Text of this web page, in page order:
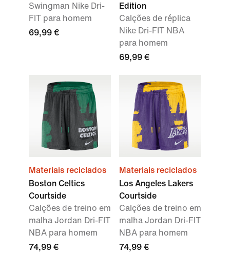
Swingman Nike Dri-
FIT para homem
69,99 €
Edition
Calções de réplica
Nike Dri-FIT NBA
para homem
69,99 €
Materiais reciclados
Boston Celtics
Courtside
Calções de treino em
malha Jordan Dri-FIT
NBA para homem
74,99 €
Materiais reciclados
Los Angeles Lakers
Courtside
Calções de treino em
malha Jordan Dri-FIT
NBA para homem
74,99 €